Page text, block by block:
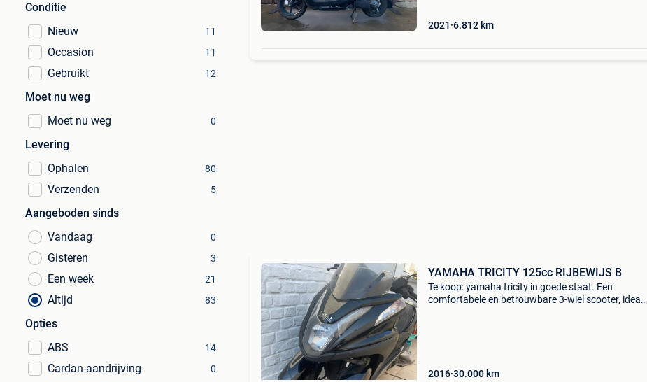
Conditie
Nieuw
11
Occasion 11
Gebruikt 12
Moet nu weg
Moet nu weg
0
Levering
Ophalen
80
Verzenden 5
Aangeboden sinds
Vandaag
0
Gisteren 3
Een week 21
Altijd 83
Opties
ABS
14
Cardan-aandrijving 0
2021 6.812 km
YAMAHA TRICITY 125cc RIJBEWIJS B
Te koop: yamaha tricity in goede staat. Een
comfortabele en betrouwbare 3-wiel scooter, ideaal
2016 30.000 km